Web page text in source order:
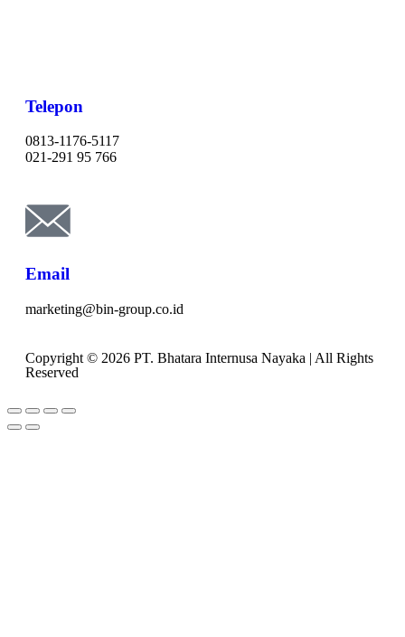
Telepon
0813-1176-5117
021-291 95 766
Email
marketing@bin-group.co.id
Copyright © 2026 PT. Bhatara Internusa Nayaka | All Rights
Reserved